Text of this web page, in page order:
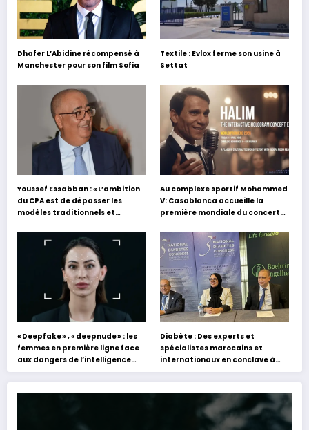
Dhafer L’Abidine récompensé à
Manchester pour son film Sofia
Textile : Evlox ferme son usine à
Settat
Youssef Essabban : « L’ambition
du CPA est de dépasser les
modèles traditionnels et
s’appuyant sur le partage des
expériences »
Au complexe sportif Mohammed
V: Casablanca accueille la
première mondiale du concert
« Deepfake » , « deepnude » : les
femmes en première ligne face
aux dangers de l’intelligence
artificielle
Diabète : Des experts et
spécialistes marocains et
internationaux en conclave à
Tanger